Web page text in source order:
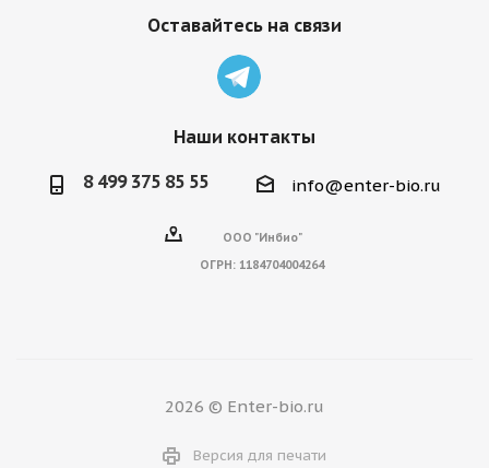
Оставайтесь на связи
Наши контакты
8 499 375 85 55 info@enter-bio.ru
ООО "Инбио"
ОГРН: 1184704004264
2026 © Enter-bio.ru
Версия для печати